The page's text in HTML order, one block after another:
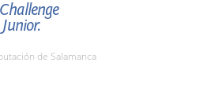
de Salamanca